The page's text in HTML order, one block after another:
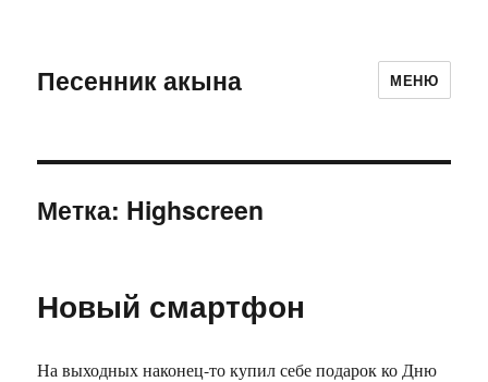
Песенник акына МЕНЮ
Метка: Highscreen
Новый смартфон
На выходных наконец-то купил себе подарок ко Дню